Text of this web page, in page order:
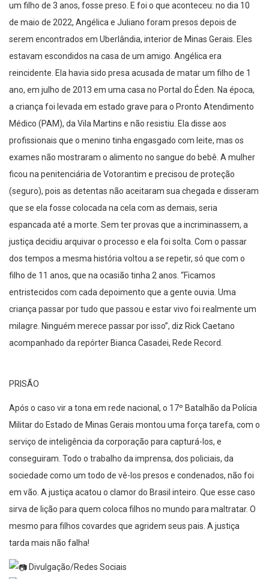
um filho de 3 anos, fosse preso. E foi o que aconteceu: no dia 10
de maio de 2022, Angélica e Juliano foram presos depois de
serem encontrados em Uberlândia, interior de Minas Gerais. Eles
estavam escondidos na casa de um amigo. Angélica era
reincidente. Ela havia sido presa acusada de matar um filho de 1
ano, em julho de 2013 em uma casa no Portal do Éden. Na época,
a criança foi levada em estado grave para o Pronto Atendimento
Médico (PAM), da Vila Martins e não resistiu. Ela disse aos
profissionais que o menino tinha engasgado com leite, mas os
exames não mostraram o alimento no sangue do bebê. A mulher
ficou na penitenciária de Votorantim e precisou de proteção
(seguro), pois as detentas não aceitaram sua chegada e disseram
que se ela fosse colocada na cela com as demais, seria
espancada até a morte. Sem ter provas que a incriminassem, a
justiça decidiu arquivar o processo e ela foi solta. Com o passar
dos tempos a mesma história voltou a se repetir, só que com o
filho de 11 anos, que na ocasião tinha 2 anos. “Ficamos
entristecidos com cada depoimento que a gente ouvia. Uma
criança passar por tudo que passou e estar vivo foi realmente um
milagre. Ninguém merece passar por isso”, diz Rick Caetano
acompanhado da repórter Bianca Casadei, Rede Record.
PRISÃO
Após o caso vir a tona em rede nacional, o 17º Batalhão da Polícia
Militar do Estado de Minas Gerais montou uma força tarefa, com o
serviço de inteligência da corporação para capturá-los, e
conseguiram. Todo o trabalho da imprensa, dos policiais, da
sociedade como um todo de vê-los presos e condenados, não foi
em vão. A justiça acatou o clamor do Brasil inteiro. Que esse caso
sirva de lição para quem coloca filhos no mundo para maltratar. O
mesmo para filhos covardes que agridem seus pais. A justiça
tarda mais não falha!
Divulgação/Redes Sociais